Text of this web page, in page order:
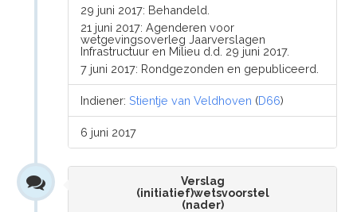
29 juni 2017: Behandeld.
21 juni 2017: Agenderen voor
wetgevingsoverleg Jaarverslagen
Infrastructuur en Milieu d.d. 29 juni 2017.
7 juni 2017: Rondgezonden en gepubliceerd.
Indiener:Stientje van Veldhoven (D66)
6 juni 2017
Verslag
(initiatief)wetsvoorstel
(nader)